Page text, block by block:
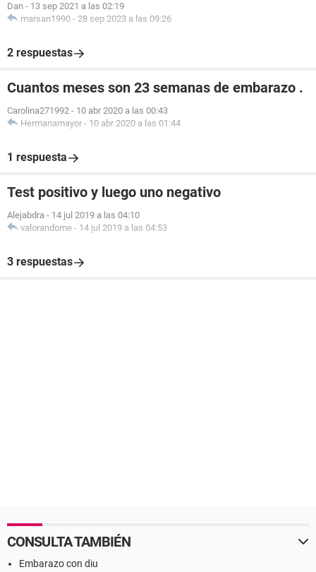
Dan - 13 sep 2021 a las 02:19
marsan1990 - 28 sep 2023 a las 09:26
2 respuestas
Cuantos meses son 23 semanas de embarazo .
Carolina271992 - 10 abr 2020 a las 00:43
Hermanamayor - 10 abr 2020 a las 01:44
1 respuesta
Test positivo y luego uno negativo
Alejabdra - 14 jul 2019 a las 04:10
valorandome - 14 jul 2019 a las 04:53
3 respuestas
CONSULTA TAMBIÉN
Embarazo con diu